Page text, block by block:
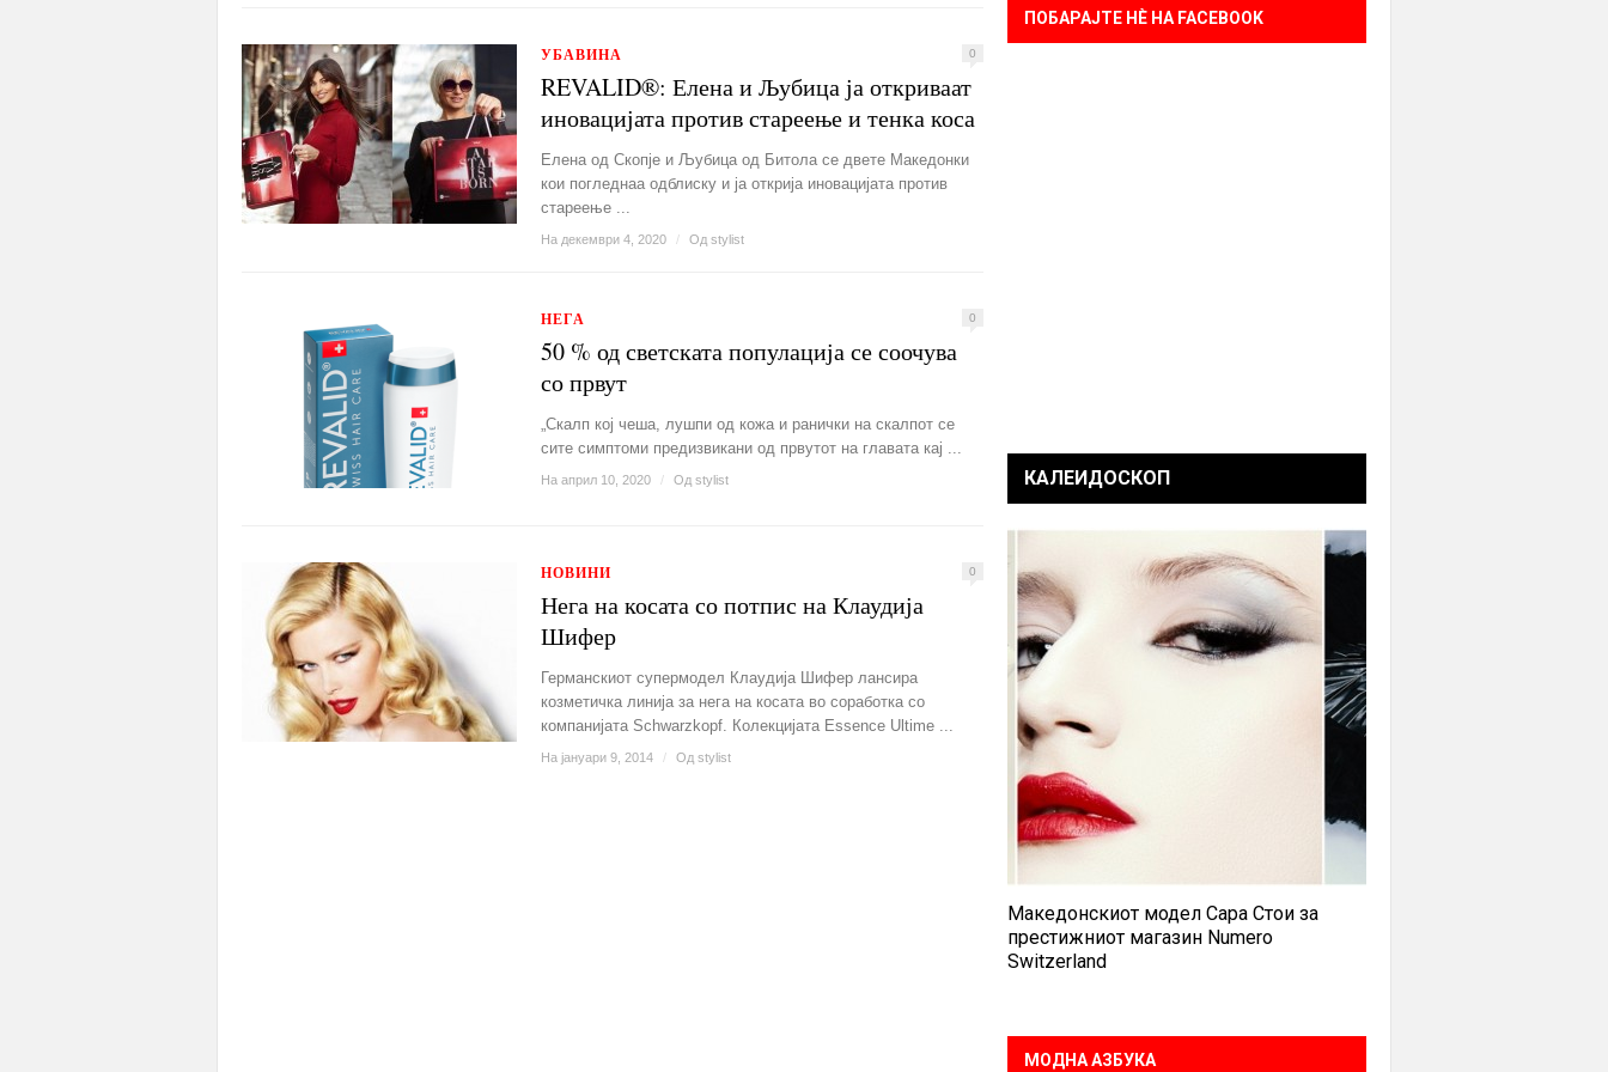
УБАВИНА 0
REVALID®: Елена и Љубица ја откриваат
иновацијата против стареење и тенка коса
Елена од Скопје и Љубица од Битола се двете Македонки
кои погледнаа одблиску и ја открија иновацијата против
стареење ...
На декември 4, 2020 / Од stylist
НЕГА 0
50 % од светската популација се соочува
со првут
„Скалп кој чеша, лушпи од кожа и ранички на скалпот се
сите симптоми предизвикани од првутот на главата кај ...
На април 10, 2020 / Од stylist
НОВИНИ 0
Нега на косата со потпис на Клаудија
Шифер
Германскиот супермодел Клаудија Шифер лансира
козметичка линија за нега на косата во соработка со
компанијата Schwarzkopf. Колекцијата Essence Ultime ...
На јануари 9, 2014 / Од stylist
ПОБАРАЈТЕ НÈ НА FACEBOOK
КАЛЕИДОСКОП
Македонскиот модел Сара Стои за
престижниот магазин Numero
Switzerland
МОДНА АЗБУКА